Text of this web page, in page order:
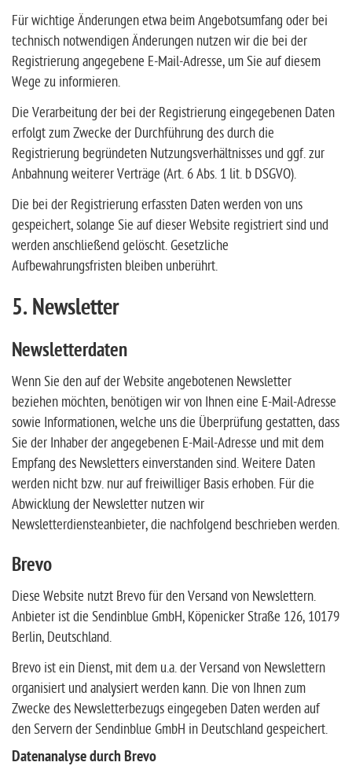
Für wichtige Änderungen etwa beim Angebotsumfang oder bei
technisch notwendigen Änderungen nutzen wir die bei der
Registrierung angegebene E-Mail-Adresse, um Sie auf diesem
Wege zu informieren.
Die Verarbeitung der bei der Registrierung eingegebenen Daten
erfolgt zum Zwecke der Durchführung des durch die
Registrierung begründeten Nutzungsverhältnisses und ggf. zur
Anbahnung weiterer Verträge (Art. 6 Abs. 1 lit. b DSGVO).
Die bei der Registrierung erfassten Daten werden von uns
gespeichert, solange Sie auf dieser Website registriert sind und
werden anschließend gelöscht. Gesetzliche
Aufbewahrungsfristen bleiben unberührt.
5. Newsletter
Newsletter­daten
Wenn Sie den auf der Website angebotenen Newsletter
beziehen möchten, benötigen wir von Ihnen eine E-Mail-Adresse
sowie Informationen, welche uns die Überprüfung gestatten, dass
Sie der Inhaber der angegebenen E-Mail-Adresse und mit dem
Empfang des Newsletters einverstanden sind. Weitere Daten
werden nicht bzw. nur auf freiwilliger Basis erhoben. Für die
Abwicklung der Newsletter nutzen wir
Newsletterdiensteanbieter, die nachfolgend beschrieben werden.
Brevo
Diese Website nutzt Brevo für den Versand von Newslettern.
Anbieter ist die Sendinblue GmbH, Köpenicker Straße 126, 10179
Berlin, Deutschland.
Brevo ist ein Dienst, mit dem u.a. der Versand von Newslettern
organisiert und analysiert werden kann. Die von Ihnen zum
Zwecke des Newsletterbezugs eingegeben Daten werden auf
den Servern der Sendinblue GmbH in Deutschland gespeichert.
Datenanalyse durch Brevo